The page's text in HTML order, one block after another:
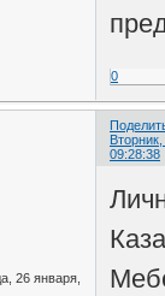
0
09:28:38
26 января,